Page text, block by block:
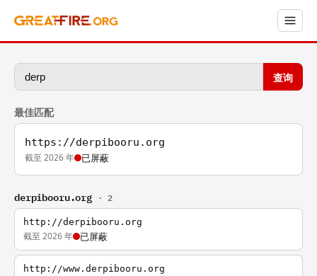
查询
最佳匹配
https://derpibooru.org
截至 2026 年 已屏蔽
derpibooru.org · 2
http://derpibooru.org
截至 2026 年 已屏蔽
http://www.derpibooru.org